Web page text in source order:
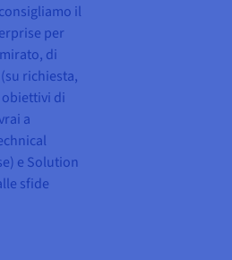
il
per
di
richiesta,
di
a
e Solution
sfide